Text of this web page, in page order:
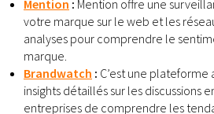
Mention : Mention offre une
votre marque sur le web et les
analyses pour comprendre le
marque.
Brandwatch : C’est une
insights détaillés sur les discussions
entreprises de comprendre les